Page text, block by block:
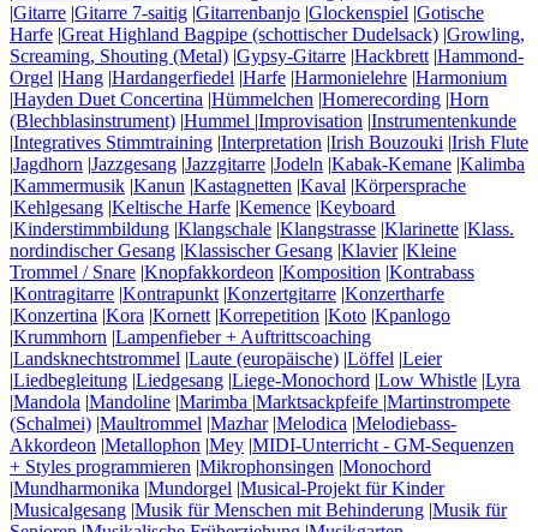
|Gitarre |Gitarre 7-saitig |Gitarrenbanjo |Glockenspiel |Gotische
Harfe |Great Highland Bagpipe (schottischer Dudelsack) |Growling,
Screaming, Shouting (Metal) |Gypsy-Gitarre |Hackbrett|Hammond-
Orgel |Hang |Hardangerfiedel |Harfe |Harmonielehre |Harmonium
|Hayden Duet Concertina |Hümmelchen |Homerecording |Horn
(Blechblasinstrument) |Hummel |Improvisation |Instrumentenkunde
|Integratives Stimmtraining |Interpretation |Irish Bouzouki |Irish Flute
|Jagdhorn |Jazzgesang |Jazzgitarre |Jodeln |Kabak-Kemane |Kalimba
|Kammermusik |Kanun |Kastagnetten |Kaval |Körpersprache
|Kehlgesang |Keltische Harfe |Kemence |Keyboard
|Kinderstimmbildung |Klangschale |Klangstrasse |Klarinette |Klass.
nordindischer Gesang |Klassischer Gesang |Klavier|Kleine
Trommel / Snare |Knopfakkordeon |Komposition |Kontrabass
|Kontragitarre |Kontrapunkt|Konzertgitarre |Konzertharfe
|Konzertina |Kora |Kornett|Korrepetition |Koto |Kpanlogo
|Krummhorn |Lampenfieber + Auftrittscoaching
|Landsknechtstrommel |Laute (europäische) |Löffel |Leier
|Liedbegleitung |Liedgesang |Liege-Monochord |Low Whistle |Lyra
|Mandola |Mandoline |Marimba |Marktsackpfeife |Martinstrompete
(Schalmei) |Maultrommel |Mazhar|Melodica |Melodiebass-
Akkordeon |Metallophon |Mey |MIDI-Unterricht - GM-Sequenzen
+ Styles programmieren |Mikrophonsingen |Monochord
|Mundharmonika |Mundorgel |Musical-Projekt für Kinder
|Musicalgesang |Musik für Menschen mit Behinderung |Musik für